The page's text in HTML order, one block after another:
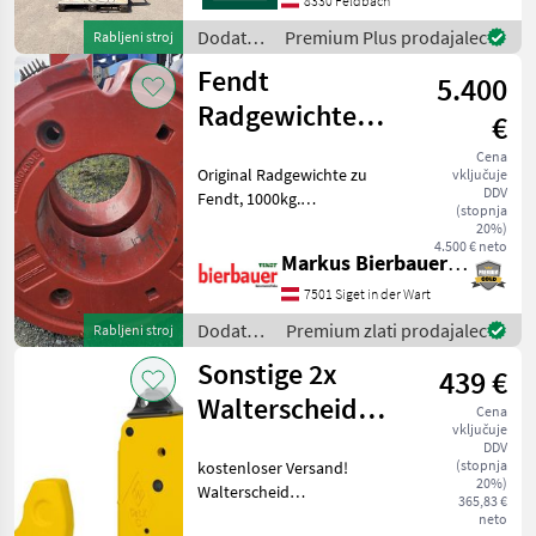
Rabljeni stroj
klassifiziert als Klasse 1. Zu
Dodatna
oprema
za
traktorje
/
Premium Plus prodajalec
Rabljeni stroj
Fendt
Radgewichte
5.400
€
Cena
vključuje
DDV
(stopnja
20%)
4.500 € neto
Original Radgewichte zu
Fendt, 1000kg.
traktorje Druga dodatna
oprema za traktorje
Markus Bierbauer GmbH
7501 Siget in der Wart
Dodatna
oprema
za
traktorje
/ Fendt
Premium zlati prodajalec
Sonstige 2x
Walterscheid
Unterlenkerfanghaken
Cat 3
439 €
Cena
vključuje
DDV
(stopnja
20%)
365,83 €
neto
kostenloser Versand!
Walterscheid